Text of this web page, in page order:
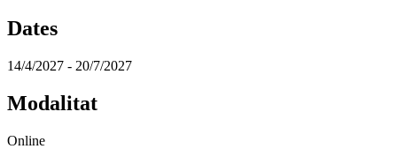
Dates
14/4/2027 - 20/7/2027
Modalitat
Online